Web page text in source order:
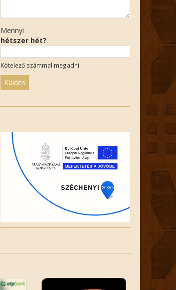
Mennyi
hétszer hét?
Kötelező számmal megadni.
field
empty.